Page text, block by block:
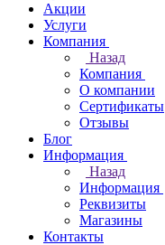
Акции
Услуги
Компания
Назад
Компания
О компании
Сертификаты
Отзывы
Блог
Информация
Назад
Информация
Реквизиты
Магазины
Контакты